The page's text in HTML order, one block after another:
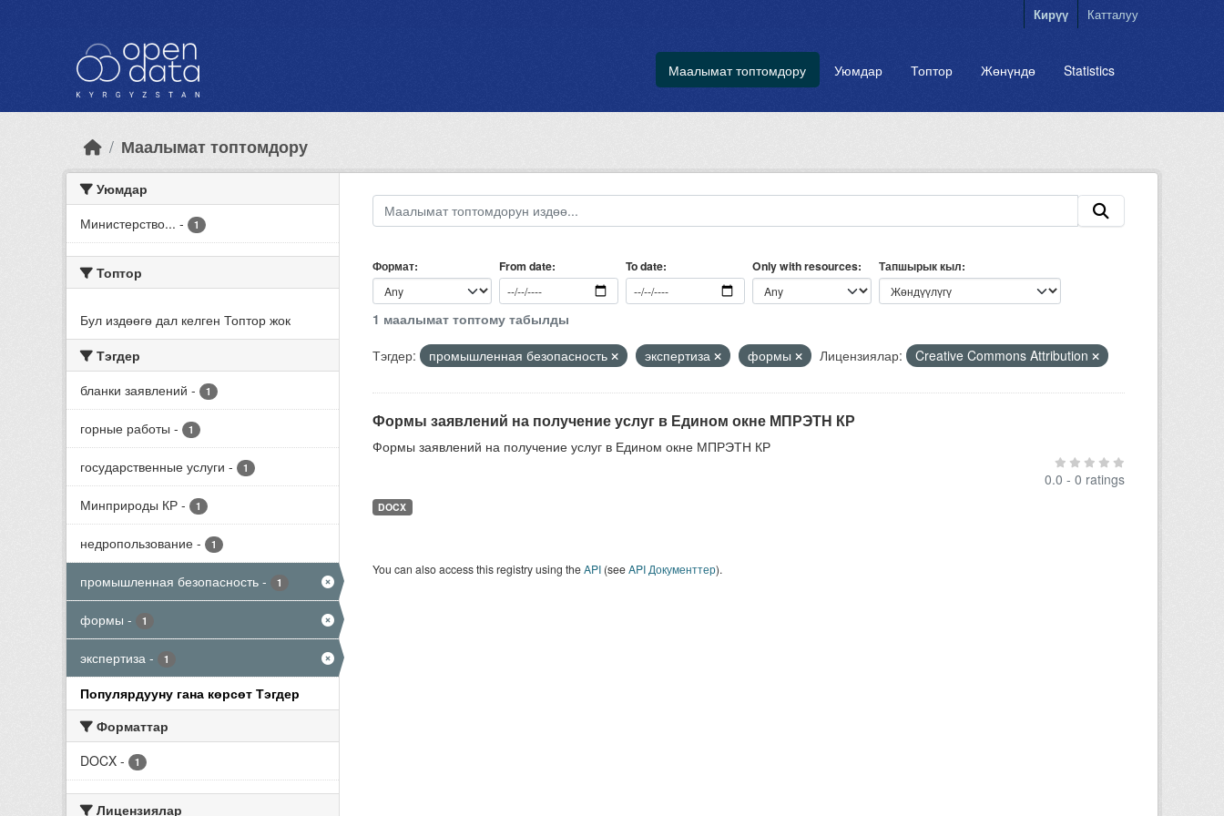
Кирүү Катталуу
Маалымат топтомдору Уюмдар Топтор Жөнүндө Statistics
Маалымат топтомдору
Уюмдар
Министерство... - 1
Топтор
Бул издөөгө дал келген Топтор жок
Тэгдер
бланки заявлений - 1
горные работы - 1
государственные услуги - 1
Минприроды КР - 1
недропользование - 1
промышленная безопасность - 1
формы - 1
экспертиза - 1
Популярдууну гана көрсөт Тэгдер
Форматтар
DOCX - 1
Лицензиялар
Формат From date To date Only with resources Тапшырык кыл
1 маалымат топтому табылды
Тэгдер:
промышленная безопасность экспертиза формы Лицензиялар: Creative Commons Attribution
Формы заявлений на получение услуг в Едином окне МПРЭТН КР
Формы заявлений на получение услуг в Едином окне МПРЭТН КР
0.0 - 0 ratings
DOCX
You can also access this registry using theAPI(seeAPI Документтер).